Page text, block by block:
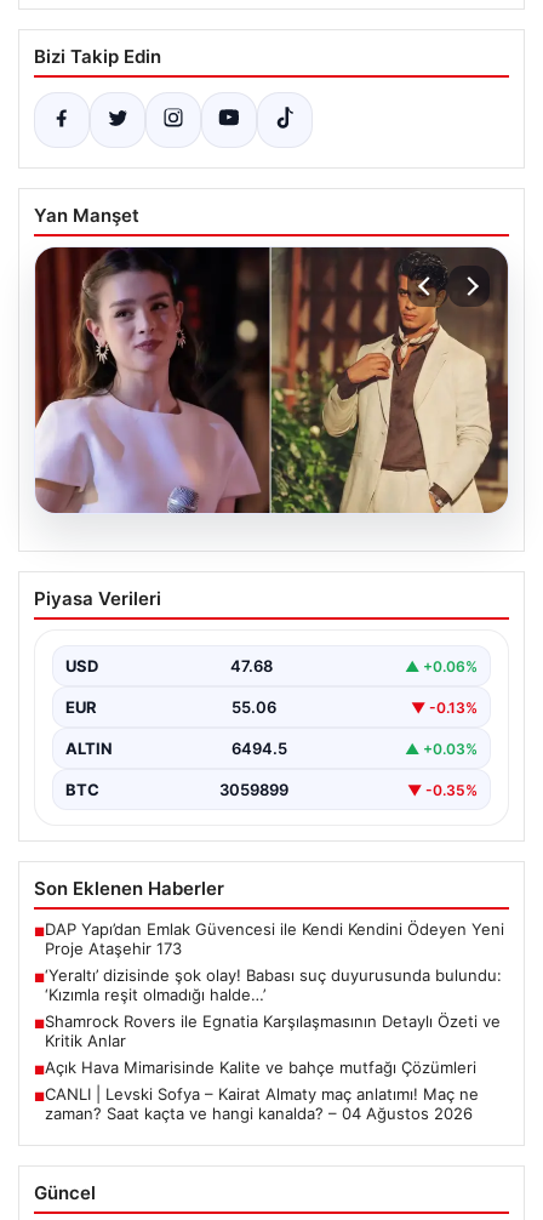
Bizi Takip Edin
Yan Manşet
05.08.2026
‘Yeraltı’ dizisinde şok olay! Babası suç
duyurusunda bulundu: ‘Kızımla reşit
Piyasa Verileri
USD 47.68 ▲ +0.06%
EUR 55.06 ▼ -0.13%
ALTIN 6494.5 ▲ +0.03%
BTC 3059899 ▼ -0.35%
Son Eklenen Haberler
■DAP Yapı’dan Emlak Güvencesi ile Kendi Kendini Ödeyen Yeni
Proje Ataşehir 173
■‘Yeraltı’ dizisinde şok olay! Babası suç duyurusunda bulundu:
‘Kızımla reşit olmadığı halde…’
■Shamrock Rovers ile Egnatia Karşılaşmasının Detaylı Özeti ve
Kritik Anlar
■Açık Hava Mimarisinde Kalite ve bahçe mutfağı Çözümleri
■CANLI | Levski Sofya – Kairat Almaty maç anlatımı! Maç ne
zaman? Saat kaçta ve hangi kanalda? – 04 Ağustos 2026
Güncel